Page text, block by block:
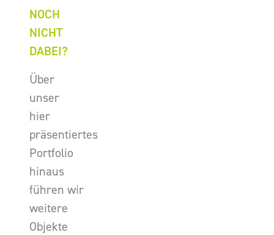
NOCH
NICHT
DABEI?
Über
unser
hier
präsentiertes
Portfolio
hinaus
führen wir
weitere
Objekte